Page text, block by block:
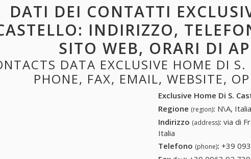
DATI DEI CONTATTI
INDIRIZZO,
SITO WEB, ORARI DI
DATA EXCLUSIVE HOME DI S.
PHONE, FAX, EMAIL, WEBSITE,
Exclusive Home Di S.
Regione (region): N\A, Italia
Indirizzo (address): via di
Italia
Telefono (phone): +39